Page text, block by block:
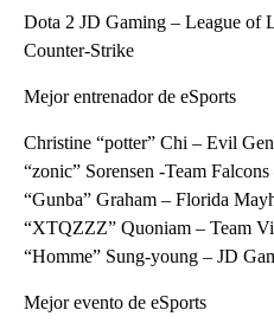
Dota 2 JD Gaming – League of
Counter-Strike
Mejor entrenador de eSports
Christine “potter” Chi – Evil
“zonic” Sorensen -Team
“Gunba” Graham – Florida
“XTQZZZ” Quoniam – Team
“Homme” Sung-young – JD
Mejor evento de eSports